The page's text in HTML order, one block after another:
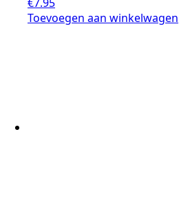
Toevoegen aan winkelwagen